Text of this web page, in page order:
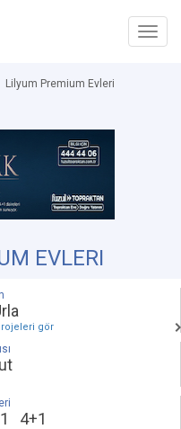
Lilyum Premium Evleri
EVLERI
gör
4+1